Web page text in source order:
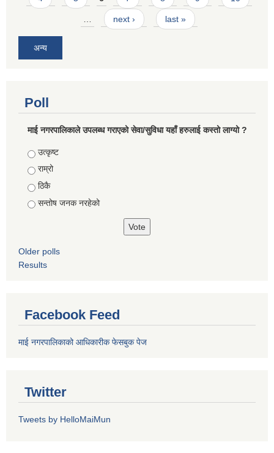
… next › last »
अन्य
Poll
माई नगरपालिकाले उपलब्ध गराएको सेवा/सुविधा यहाँ हरुलाई कस्तो लाग्यो ?
Choices
उत्कृष्ट
राम्रो
ठिकै
सन्तोष जनक नरहेको
Older polls
Results
Facebook Feed
माई नगरपालिकाको आधिकारीक फेसबुक पेज
Twitter
Tweets by HelloMaiMun